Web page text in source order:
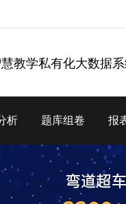
教学私有化大数据
析 题库组卷 报